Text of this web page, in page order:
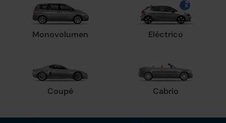
Monovolumen Eléctrico
Coupé Cabrio